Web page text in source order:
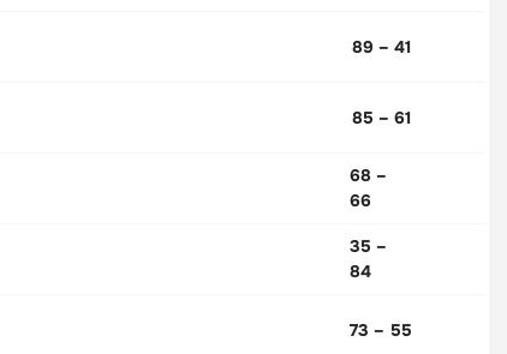
89 – 41
85 – 61
68 –
66
35 –
84
73 – 55